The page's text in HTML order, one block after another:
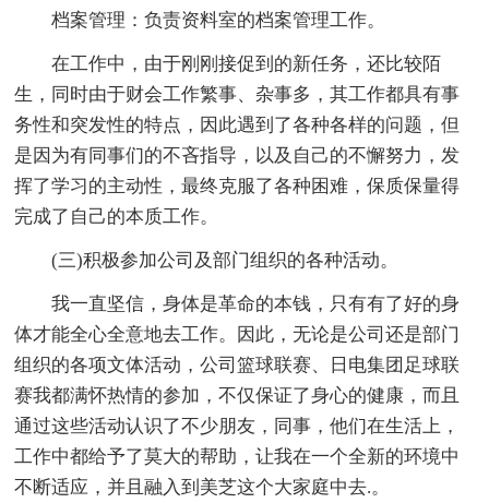
档案管理：负责资料室的档案管理工作。
在工作中，由于刚刚接促到的新任务，还比较陌
生，同时由于财会工作繁事、杂事多，其工作都具有事
务性和突发性的特点，因此遇到了各种各样的问题，但
是因为有同事们的不吝指导，以及自己的不懈努力，发
挥了学习的主动性，最终克服了各种困难，保质保量得
完成了自己的本质工作。
(三)积极参加公司及部门组织的各种活动。
我一直坚信，身体是革命的本钱，只有有了好的身
体才能全心全意地去工作。因此，无论是公司还是部门
组织的各项文体活动，公司篮球联赛、日电集团足球联
赛我都满怀热情的参加，不仅保证了身心的健康，而且
通过这些活动认识了不少朋友，同事，他们在生活上，
工作中都给予了莫大的帮助，让我在一个全新的环境中
不断适应，并且融入到美芝这个大家庭中去.。